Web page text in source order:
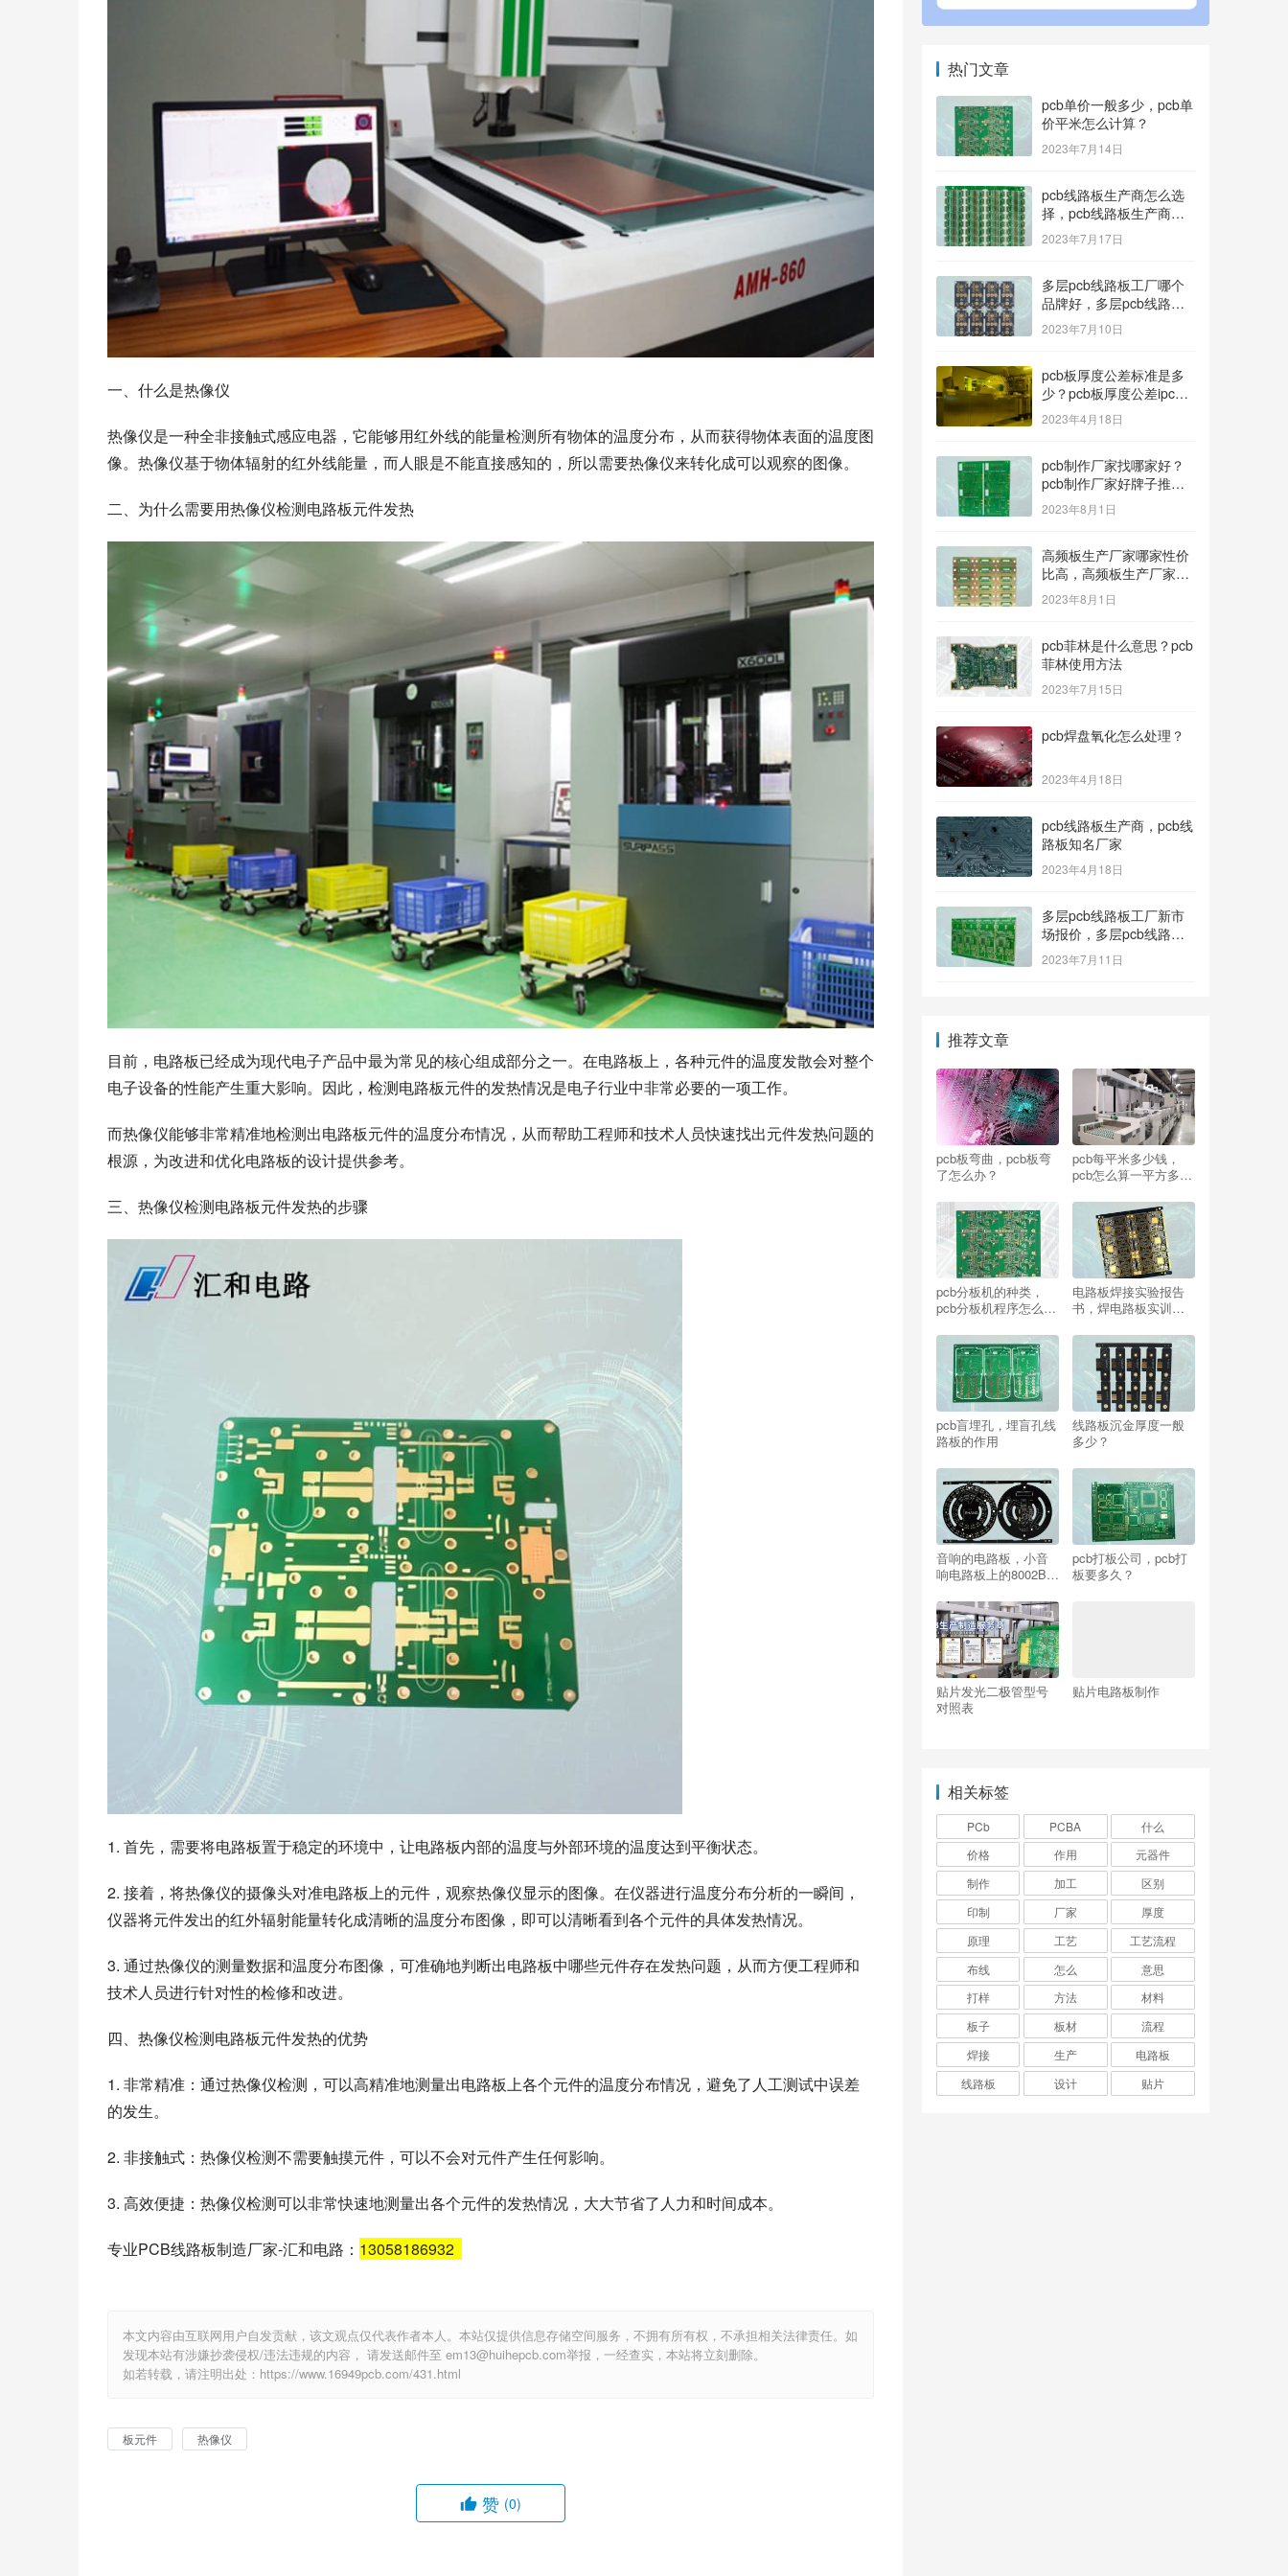
一、什么是热像仪
热像仪是一种全非接触式感应电器，它能够用红外线的能量检测所有物体的温度分布，从而获得物体表面的温度图
像。热像仪基于物体辐射的红外线能量，而人眼是不能直接感知的，所以需要热像仪来转化成可以观察的图像。
二、为什么需要用热像仪检测电路板元件发热
目前，电路板已经成为现代电子产品中最为常见的核心组成部分之一。在电路板上，各种元件的温度发散会对整个
电子设备的性能产生重大影响。因此，检测电路板元件的发热情况是电子行业中非常必要的一项工作。
而热像仪能够非常精准地检测出电路板元件的温度分布情况，从而帮助工程师和技术人员快速找出元件发热问题的
根源，为改进和优化电路板的设计提供参考。
三、热像仪检测电路板元件发热的步骤
1. 首先，需要将电路板置于稳定的环境中，让电路板内部的温度与外部环境的温度达到平衡状态。
2. 接着，将热像仪的摄像头对准电路板上的元件，观察热像仪显示的图像。在仪器进行温度分布分析的一瞬间，
仪器将元件发出的红外辐射能量转化成清晰的温度分布图像，即可以清晰看到各个元件的具体发热情况。
3. 通过热像仪的测量数据和温度分布图像，可准确地判断出电路板中哪些元件存在发热问题，从而方便工程师和
技术人员进行针对性的检修和改进。
四、热像仪检测电路板元件发热的优势
1. 非常精准：通过热像仪检测，可以高精准地测量出电路板上各个元件的温度分布情况，避免了人工测试中误差
的发生。
2. 非接触式：热像仪检测不需要触摸元件，可以不会对元件产生任何影响。
3. 高效便捷：热像仪检测可以非常快速地测量出各个元件的发热情况，大大节省了人力和时间成本。
专业PCB线路板制造厂家-汇和电路： 13058186932
本文内容由互联网用户自发贡献，该文观点仅代表作者本人。本站仅提供信息存储空间服务，不拥有所有权，不承担相关法律责任。如
发现本站有涉嫌抄袭侵权/违法违规的内容， 请发送邮件至 em13@huihepcb.com举报，一经查实，本站将立刻删除。
如若转载，请注明出处：https://www.16949pcb.com/431.html
板元件 热像仪
赞 (0)
热门文章
pcb单价一般多少，pcb单
价平米怎么计算？
2023年7月14日
pcb线路板生产商怎么选
择，pcb线路板生产商找
哪家好？
2023年7月17日
多层pcb线路板工厂哪个
品牌好，多层pcb线路板
厂家哪家产品好？
2023年7月10日
pcb板厚度公差标准是多
少？pcb板厚度公差ipc标
准
2023年4月18日
pcb制作厂家找哪家好？
pcb制作厂家好牌子推
荐！
2023年8月1日
高频板生产厂家哪家性价
比高，高频板生产厂家哪
个公司的好？
2023年8月1日
pcb菲林是什么意思？pcb
菲林使用方法
2023年7月15日
pcb焊盘氧化怎么处理？
2023年4月18日
pcb线路板生产商，pcb线
路板知名厂家
2023年4月18日
多层pcb线路板工厂新市
场报价，多层pcb线路板
厂家新参考价格
2023年7月11日
推荐文章
pcb板弯曲，pcb板弯
了怎么办？
pcb每平米多少钱，
pcb怎么算一平方多少
pcb分板机的种类，
pcb分板机程序怎么
电路板焊接实验报告
书，焊电路板实训报
pcb盲埋孔，埋盲孔线
路板的作用
线路板沉金厚度一般
多少？
音响的电路板，小音
响电路板上的8002B是
pcb打板公司，pcb打
板要多久？
贴片发光二极管型号
对照表
贴片电路板制作
相关标签
PCb PCBA
什么
价格
作用
元器件
制作
加工
区别
印制
厂家
厚度
原理
工艺
工艺流程
布线
怎么
意思
打样
方法
材料
板子
板材
流程
焊接
生产
电路板
线路板
设计 贴片